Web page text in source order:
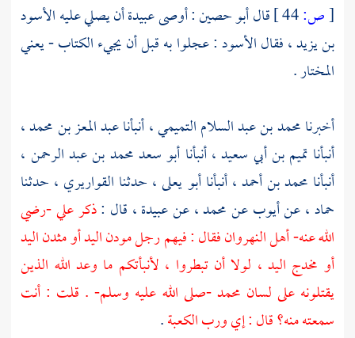
[ص: قالأبو حصين: أوصىعبيدةأن يصلي عليهالأسود
بن يزيد، فقالالأسود: عجلوا به قبل أن يجيء الكتاب - يعني
المختار.
أخبرنامحمد بن عبد السلام التميمي، أنبأناعبد المعز بن محمد،
أنبأنا تميم بن أبي سعيد، أنبأنا أبو سعد محمد بن عبد الرحمن ،
أنبأنا محمد بن أحمد، أنبأناأبو يعلى، حدثنا القواريري ، حدثنا
حماد، عنأيوبعنمحمد، عنعبيدة، قال :ذكرعلي-رضي
الله عنه-أهل النهروانفقال : فيهم رجل مودن اليد أو مثدن اليد
أو مخدج اليد ، لولا أن تبطروا ، لأنبأتكم ما وعد الله الذين
يقتلونه على لسان محمد-صلى الله عليه وسلم- . قلت : أنت
سمعته منه؟ قال : إي وربالكعبة.